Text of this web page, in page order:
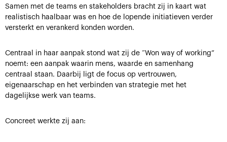
Samen met de teams en stakeholders bracht zij in kaart wat
realistisch haalbaar was en hoe de lopende initiatieven verder
versterkt en verankerd konden worden.
Centraal in haar aanpak stond wat zij de “Won way of working”
noemt: een aanpak waarin mens, waarde en samenhang
centraal staan. Daarbij ligt de focus op vertrouwen,
eigenaarschap en het verbinden van strategie met het
dagelijkse werk van teams.
Concreet werkte zij aan: